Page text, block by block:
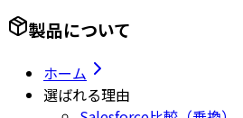
製品について
ホーム
選ばれる理由